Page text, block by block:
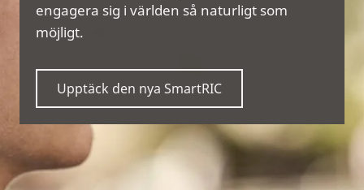
engagera sig i världen så naturligt som
möjligt.
Upptäck den nya SmartRIC